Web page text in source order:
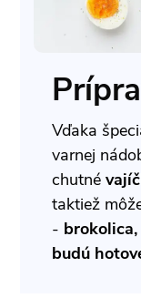
Vďaka
varnej
chutné
taktiež
-
budú